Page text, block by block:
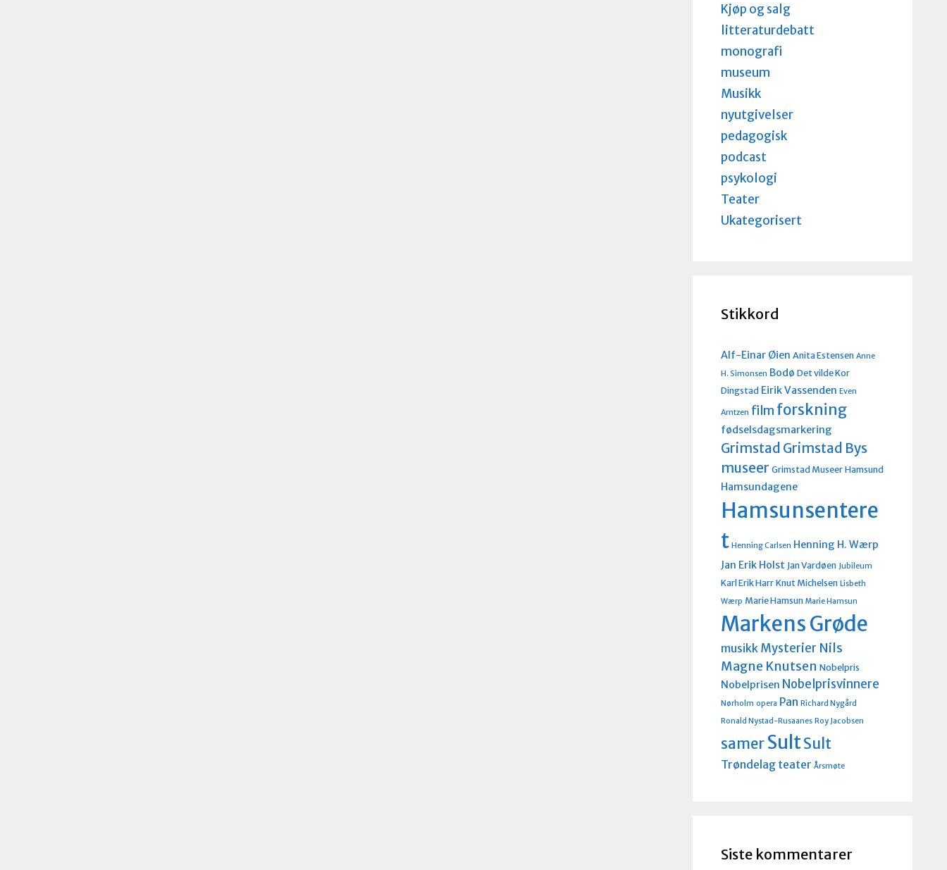
Kjøp og salg
litteraturdebatt
monografi
museum
Musikk
nyutgivelser
pedagogisk
podcast
psykologi
Teater
Ukategorisert
Stikkord
Alf-Einar Øien Anita Estensen Anne
H. Simonsen Bodø Det vilde Kor
Dingstad Eirik Vassenden Even
Arntzen film forskning
fødselsdagsmarkering
Grimstad Grimstad Bys
museer Grimstad Museer Hamsund
Hamsundagene
Hamsunsentere
t Henning Carlsen Henning H. Wærp
Jan Erik Holst Jan Vardøen Jubileum
Karl Erik Harr Knut Michelsen Lisbeth
Wærp Marie Hamsun Marie Hamsun
Markens Grøde
musikk Mysterier Nils
Magne Knutsen Nobelpris
Nobelprisen Nobelprisvinnere
Nørholm opera Pan Richard Nygård
Ronald Nystad-Rusaanes Roy Jacobsen
samerSultSult
Trøndelag teater Årsmøte
Siste kommentarer